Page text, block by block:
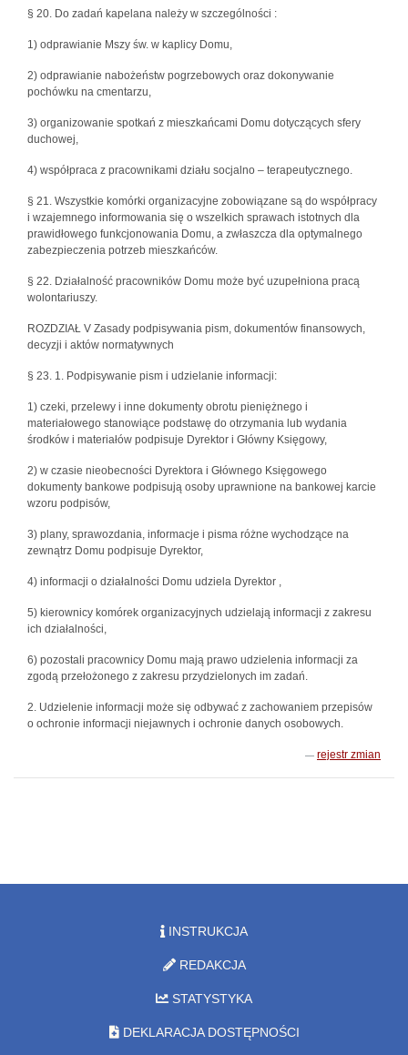
§ 20. Do zadań kapelana należy w szczególności :
1) odprawianie Mszy św. w kaplicy Domu,
2) odprawianie nabożeństw pogrzebowych oraz dokonywanie
pochówku na cmentarzu,
3) organizowanie spotkań z mieszkańcami Domu dotyczących sfery
duchowej,
4) współpraca z pracownikami działu socjalno – terapeutycznego.
§ 21. Wszystkie komórki organizacyjne zobowiązane są do współpracy
i wzajemnego informowania się o wszelkich sprawach istotnych dla
prawidłowego funkcjonowania Domu, a zwłaszcza dla optymalnego
zabezpieczenia potrzeb mieszkańców.
§ 22. Działalność pracowników Domu może być uzupełniona pracą
wolontariuszy.
ROZDZIAŁ V Zasady podpisywania pism, dokumentów finansowych,
decyzji i aktów normatywnych
§ 23. 1. Podpisywanie pism i udzielanie informacji:
1) czeki, przelewy i inne dokumenty obrotu pieniężnego i
materiałowego stanowiące podstawę do otrzymania lub wydania
środków i materiałów podpisuje Dyrektor i Główny Księgowy,
2) w czasie nieobecności Dyrektora i Głównego Księgowego
dokumenty bankowe podpisują osoby uprawnione na bankowej karcie
wzoru podpisów,
3) plany, sprawozdania, informacje i pisma różne wychodzące na
zewnątrz Domu podpisuje Dyrektor,
4) informacji o działalności Domu udziela Dyrektor ,
5) kierownicy komórek organizacyjnych udzielają informacji z zakresu
ich działalności,
6) pozostali pracownicy Domu mają prawo udzielenia informacji za
zgodą przełożonego z zakresu przydzielonych im zadań.
2. Udzielenie informacji może się odbywać z zachowaniem przepisów
o ochronie informacji niejawnych i ochronie danych osobowych.
rejestr zmian
INSTRUKCJA
REDAKCJA
STATYSTYKA
DEKLARACJA DOSTĘPNOŚCI